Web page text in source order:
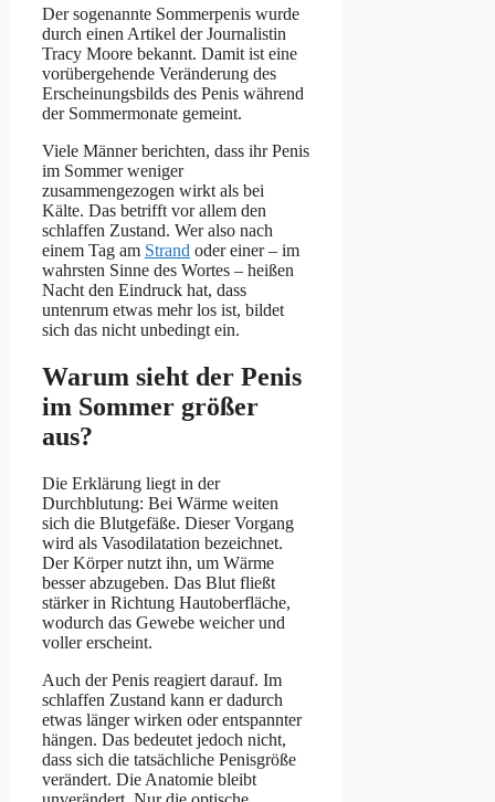
Der sogenannte Sommerpenis wurde
durch einen Artikel der Journalistin
Tracy Moore bekannt. Damit ist eine
vorübergehende Veränderung des
Erscheinungsbilds des Penis während
der Sommermonate gemeint.
Viele Männer berichten, dass ihr Penis
im Sommer weniger
zusammengezogen wirkt als bei
Kälte. Das betrifft vor allem den
schlaffen Zustand. Wer also nach
einem Tag am Strand oder einer – im
wahrsten Sinne des Wortes – heißen
Nacht den Eindruck hat, dass
untenrum etwas mehr los ist, bildet
sich das nicht unbedingt ein.
Warum sieht der Penis
im Sommer größer
aus?
Die Erklärung liegt in der
Durchblutung: Bei Wärme weiten
sich die Blutgefäße. Dieser Vorgang
wird als Vasodilatation bezeichnet.
Der Körper nutzt ihn, um Wärme
besser abzugeben. Das Blut fließt
stärker in Richtung Hautoberfläche,
wodurch das Gewebe weicher und
voller erscheint.
Auch der Penis reagiert darauf. Im
schlaffen Zustand kann er dadurch
etwas länger wirken oder entspannter
hängen. Das bedeutet jedoch nicht,
dass sich die tatsächliche Penisgröße
verändert. Die Anatomie bleibt